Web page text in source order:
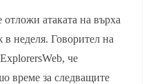
атаката на върха
неделя. Говорител на
че
време за следващите